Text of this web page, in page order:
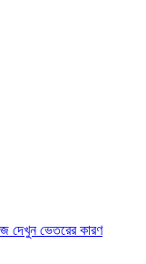
দেখুন ভেতরের কারণ